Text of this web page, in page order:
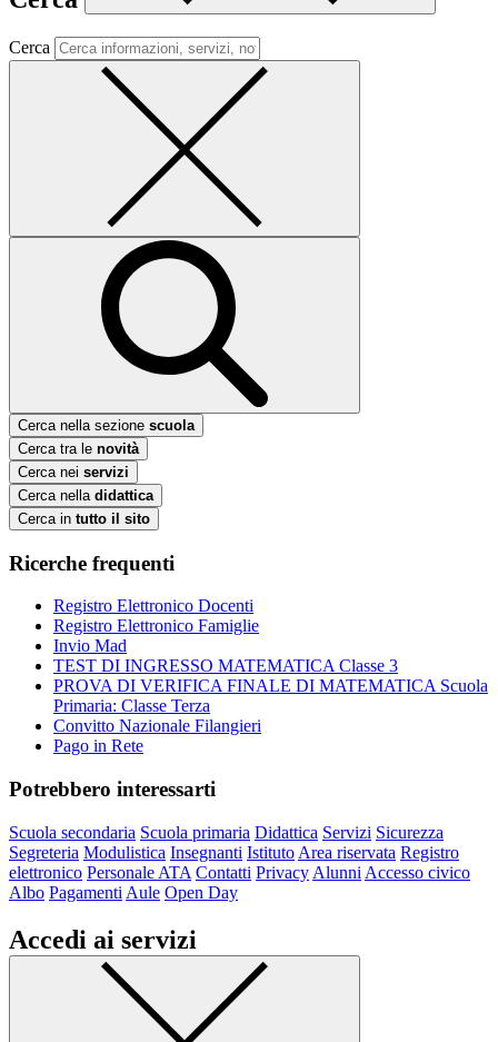
Cerca
Cerca nella sezione scuola
Cerca tra le novità
Cerca nei servizi
Cerca nella didattica
Cerca in tutto il sito
Ricerche frequenti
Registro Elettronico Docenti
Registro Elettronico Famiglie
Invio Mad
TEST DI INGRESSO MATEMATICA Classe 3
PROVA DI VERIFICA FINALE DI MATEMATICA Scuola
Primaria: Classe Terza
Convitto Nazionale Filangieri
Pago in Rete
Potrebbero interessarti
Scuola secondaria Scuola primaria Didattica Servizi Sicurezza
Segreteria Modulistica Insegnanti Istituto Area riservata Registro
elettronico Personale ATA Contatti Privacy Alunni Accesso civico
Albo Pagamenti Aule Open Day
Accedi ai servizi